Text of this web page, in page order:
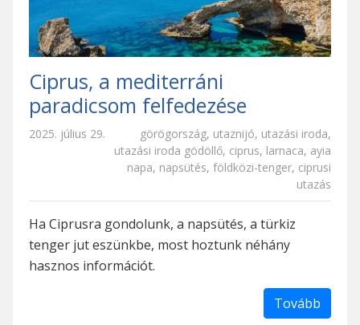
Ciprus, a mediterráni
paradicsom felfedezése
2025. július 29. görögország, utaznijó, utazási iroda,
utazási iroda gödöllő, ciprus, larnaca, ayia
napa, napsütés, földközi-tenger, ciprusi
utazás
Ha Ciprusra gondolunk, a napsütés, a türkiz
tenger jut eszünkbe, most hoztunk néhány
hasznos információt.
Tovább